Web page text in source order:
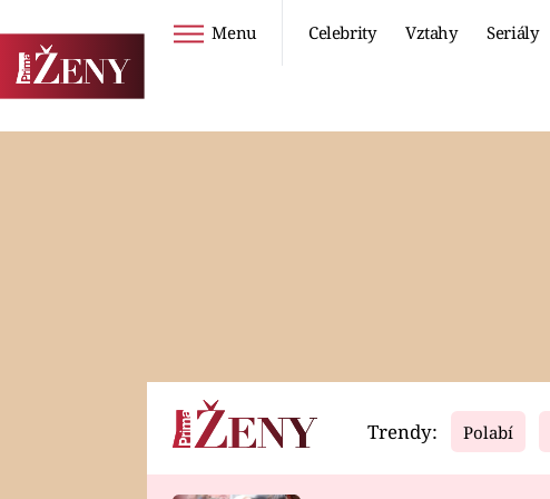
Menu Celebrity Vztahy Seriály
Horoskopy Video
Trendy: Polabí